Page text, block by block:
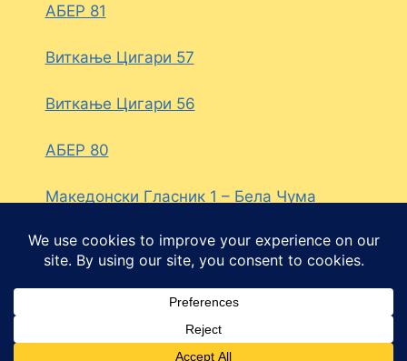
АБЕР 81
Виткање Цигари 57
Виткање Цигари 56
АБЕР 80
Македонски Гласник 1 – Бела Чума
© 2026 Политичка партија ДЕСНА